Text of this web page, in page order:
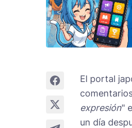
El portal
expresión"
un día